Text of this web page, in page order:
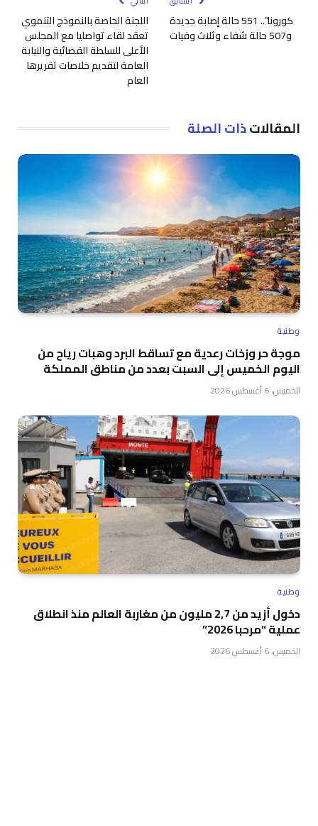
كورونا”.. 551 حالة إصابة جديدة
و507 حالة شفاء وثلاث وفيات
اللجنة الخاصة بالنموذج التنموي
تعقد لقاء تواصليا مع المجلس
الأعلى للسلطة القضائية والنيابة
العامة لتقديم خلاصات تقريرها
العام
المقالاتذات الصلة
وطنية
موجة حر وزخات رعدية مع تساقط البرد وهبات رياح من
اليوم الخميس إلى السبت بعدد من مناطق المملكة
الخميس، 6 أغسطس 2026
وطنية
دخول أزيد من 2,7 مليون من مغاربة العالم منذ انطلاق
عملية “مرحبا 2026”
الخميس، 6 أغسطس 2026